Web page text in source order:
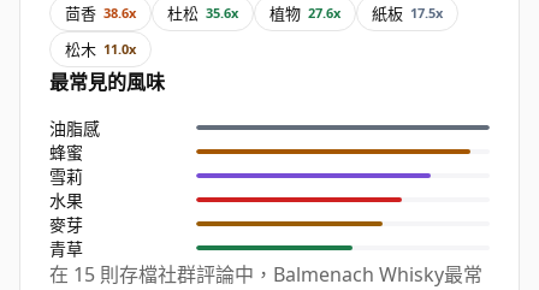
茴香 38.6x 杜松 35.6x 植物 27.6x 紙板 17.5x
松木 11.0x
最常見的風味
油脂感
蜂蜜
雪莉
水果
麥芽
青草
在 15 則存檔社群評論中，Balmenach Whisky最常